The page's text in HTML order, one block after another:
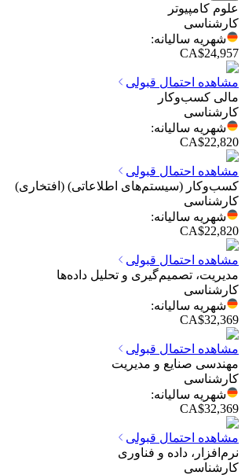
علوم کامپیوتر
کارشناسی
شهریه سالیانه:
CA$24,957
مشاهده احتمال قبولی
مالی کسب‌وکار
کارشناسی
شهریه سالیانه:
CA$22,820
مشاهده احتمال قبولی
کسب‌وکار (سیستم‌های اطلاعاتی) (افتخاری)
کارشناسی
شهریه سالیانه:
CA$22,820
مشاهده احتمال قبولی
مدیریت، تصمیم‌گیری و تحلیل داده‌ها
کارشناسی
شهریه سالیانه:
CA$32,369
مشاهده احتمال قبولی
مهندسی صنایع و مدیریت
کارشناسی
شهریه سالیانه:
CA$32,369
مشاهده احتمال قبولی
نرم‌افزار، داده و فناوری
کارشناسی